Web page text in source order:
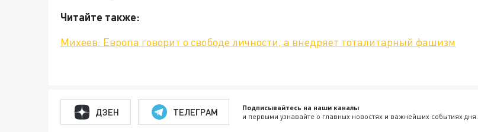
Читайте также:
Михеев: Европа говорит о свободе личности, а внедряет тоталитарный фашизм
ДЗЕН ТЕЛЕГРАМ Подписывайтесь на наши каналы
и первыми узнавайте о главных новостях и важнейших событиях дня.